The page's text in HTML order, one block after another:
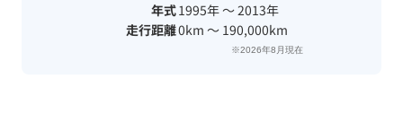
年式1995年 〜 2013年
走行距離0km 〜 190,000km
※2026年8月現在